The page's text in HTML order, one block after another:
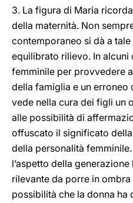
3. La figura di Maria
della maternità. Non
contemporaneo si dà a
equilibrato rilievo. In alcuni
femminile per provvedere
della famiglia e un erroneo
vede nella cura dei figli un
alle possibilità di
offuscato il significato
della personalità
l’aspetto della
rilevante da porre in
possibilità che la donna ha